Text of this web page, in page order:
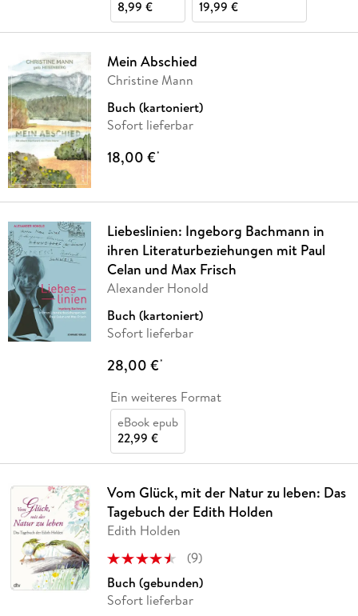
8,99 €
19,99 €
Mein Abschied
Christine Mann
Buch (kartoniert)
Sofort lieferbar
18,00 €*
Liebeslinien: Ingeborg Bachmann in
ihren Literaturbeziehungen mit Paul
Celan und Max Frisch
Alexander Honold
Buch (kartoniert)
Sofort lieferbar
28,00 €*
Ein weiteres Format
eBook epub
22,99 €
Vom Glück, mit der Natur zu leben: Das
Tagebuch der Edith Holden
Edith Holden
(9)
Buch (gebunden)
Sofort lieferbar